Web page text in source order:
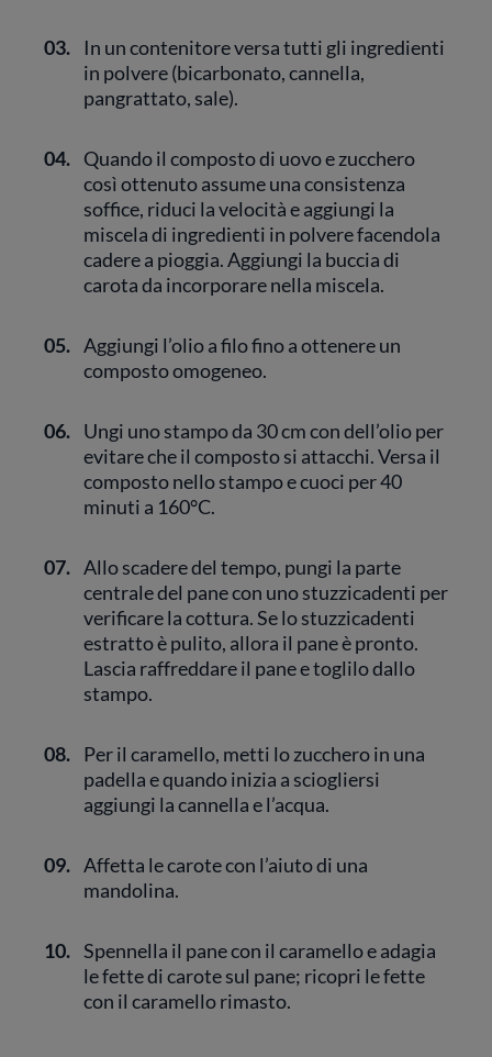
03.
In un contenitore versa tutti gli ingredienti
in polvere (bicarbonato, cannella,
pangrattato, sale).
04. Quando il composto di uovo e zucchero
così ottenuto assume una consistenza
soffice, riduci la velocità e aggiungi la
miscela di ingredienti in polvere facendola
cadere a pioggia. Aggiungi la buccia di
carota da incorporare nella miscela.
05. Aggiungi l’olio a filo fino a ottenere un
composto omogeneo.
06. Ungi uno stampo da 30 cm con dell’olio per
evitare che il composto si attacchi. Versa il
composto nello stampo e cuoci per 40
minuti a 160°C.
07. Allo scadere del tempo, pungi la parte
centrale del pane con uno stuzzicadenti per
verificare la cottura. Se lo stuzzicadenti
estratto è pulito, allora il pane è pronto.
Lascia raffreddare il pane e toglilo dallo
stampo.
08. Per il caramello, metti lo zucchero in una
padella e quando inizia a sciogliersi
aggiungi la cannella e l’acqua.
09. Affetta le carote con l’aiuto di una
mandolina.
10. Spennella il pane con il caramello e adagia
le fette di carote sul pane; ricopri le fette
con il caramello rimasto.